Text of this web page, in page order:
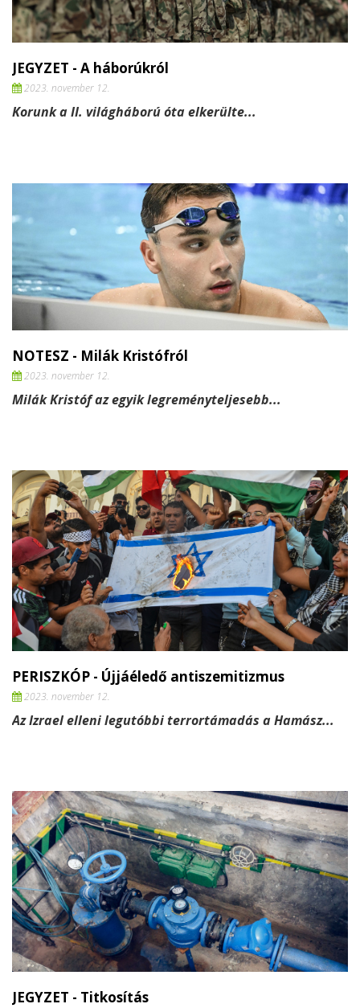
JEGYZET - A háborúkról
2023. november 12.
Korunk a II. világháború óta elkerülte...
NOTESZ - Milák Kristófról
2023. november 12.
Milák Kristóf az egyik legreményteljesebb...
PERISZKÓP - Újjáéledő antiszemitizmus
2023. november 12.
Az Izrael elleni legutóbbi terrortámadás a Hamász...
JEGYZET - Titkosítás